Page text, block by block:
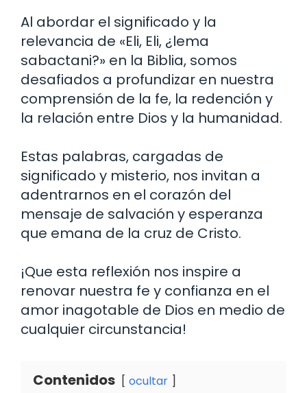
Al abordar el significado y la
relevancia de «Eli, Eli, ¿lema
sabactani?» en la Biblia, somos
desafiados a profundizar en nuestra
comprensión de la fe, la redención y
la relación entre Dios y la humanidad.
Estas palabras, cargadas de
significado y misterio, nos invitan a
adentrarnos en el corazón del
mensaje de salvación y esperanza
que emana de la cruz de Cristo.
¡Que esta reflexión nos inspire a
renovar nuestra fe y confianza en el
amor inagotable de Dios en medio de
cualquier circunstancia!
Contenidos ocultar